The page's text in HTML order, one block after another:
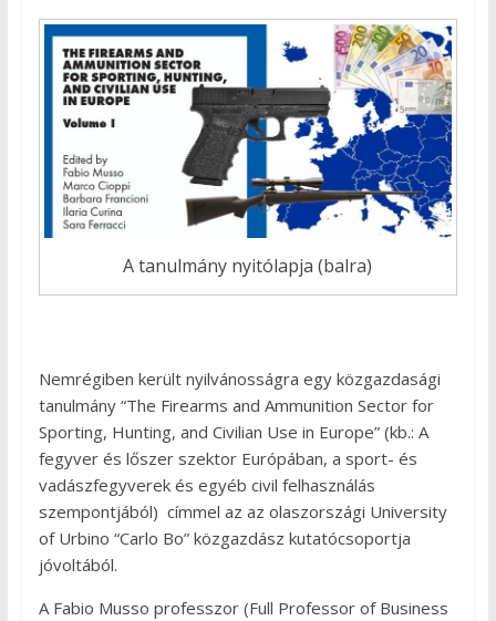
A tanulmány nyitólapja (balra)
Nemrégiben került nyilvánosságra egy közgazdasági
tanulmány “The Firearms and Ammunition Sector for
Sporting, Hunting, and Civilian Use in Europe” (kb.: A
fegyver és lőszer szektor Európában, a sport- és
vadászfegyverek és egyéb civil felhasználás
szempontjából) címmel az az olaszországi University
of Urbino “Carlo Bo” közgazdász kutatócsoportja
jóvoltából.
A Fabio Musso professzor (Full Professor of Business